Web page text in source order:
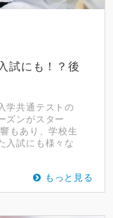
試にも！？後
学共通テストの
ズンがスター
もあり、学校生
入試にも様々な
もっと見る